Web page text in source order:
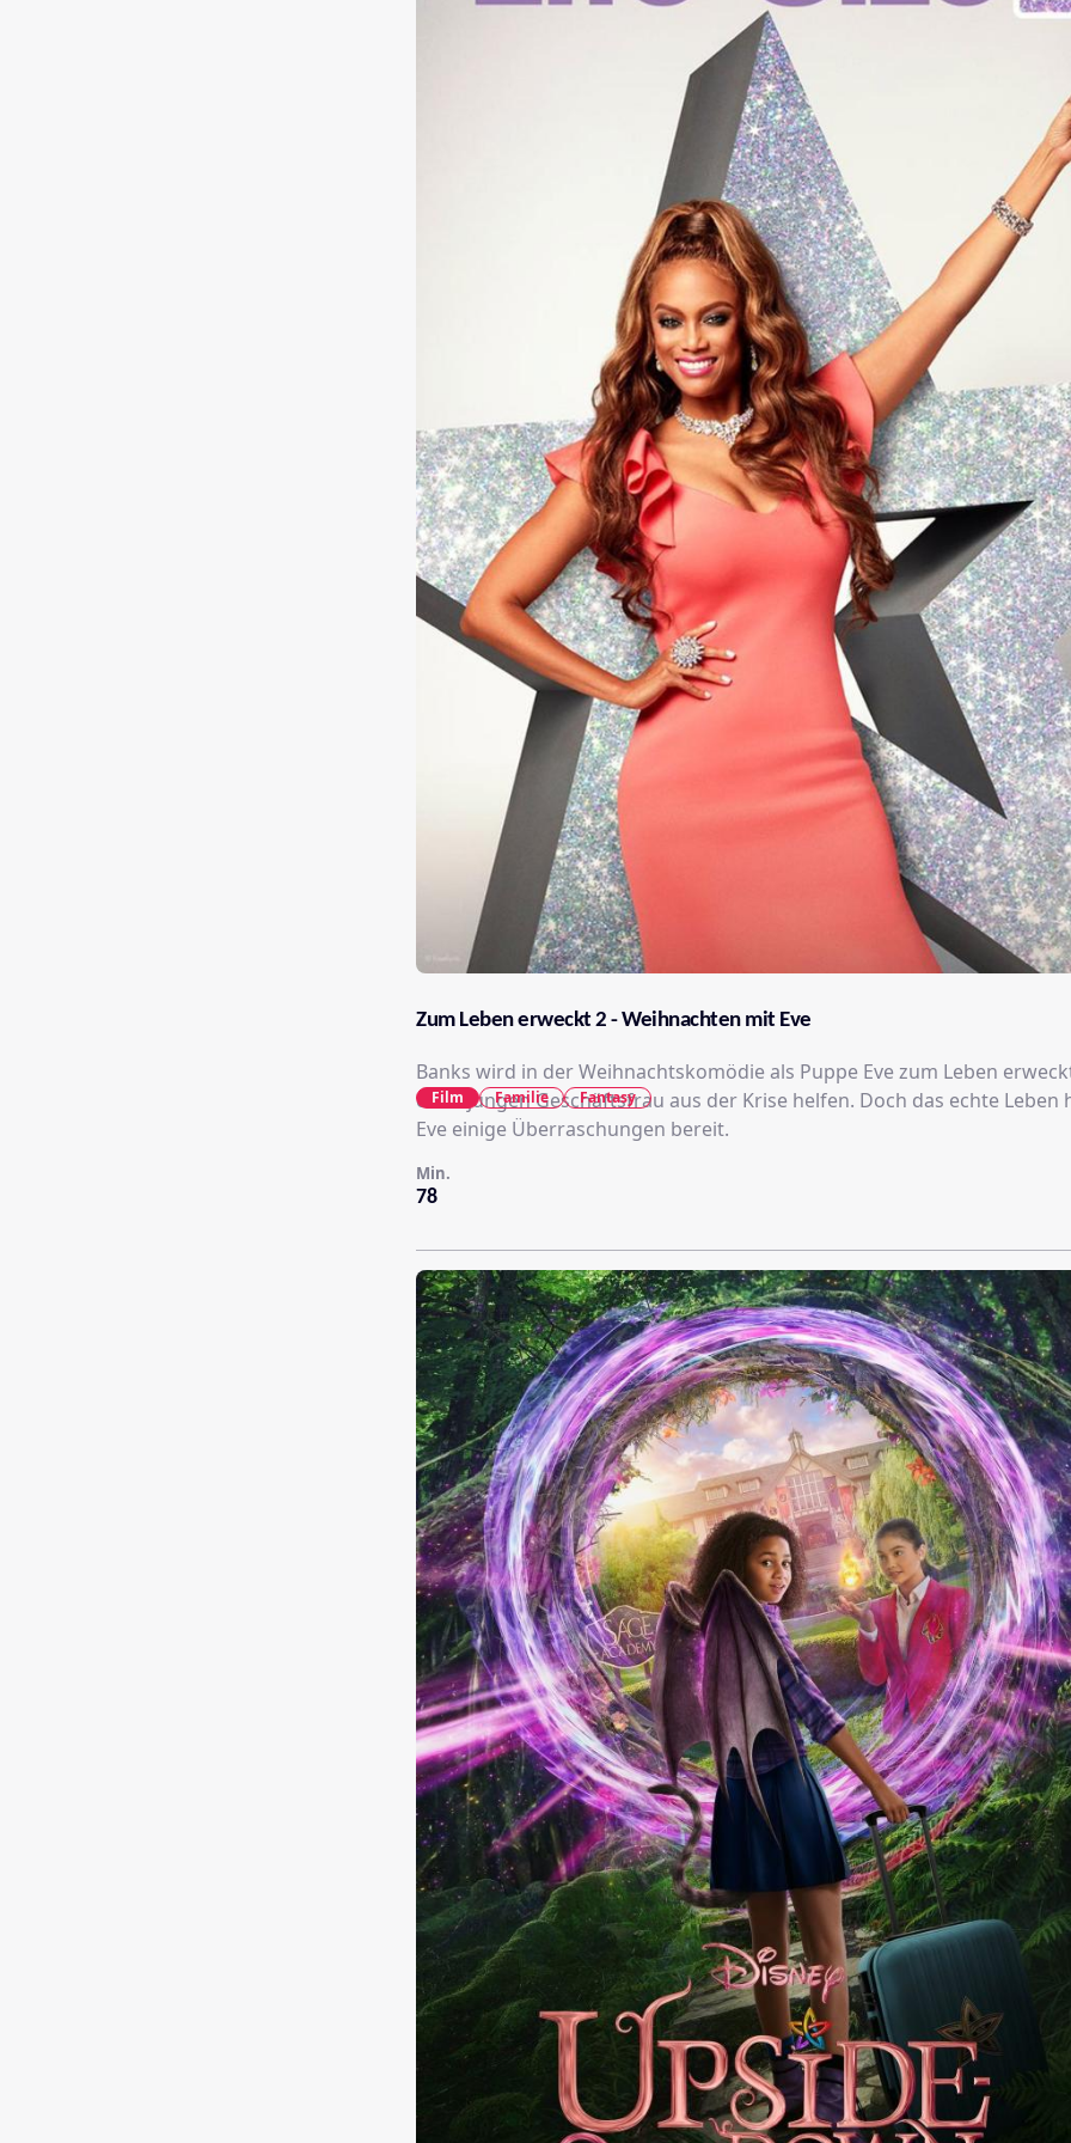
Zum Leben erweckt 2 - Weihnachten mit Eve
Banks wird in der Weihnachtskomödie als Puppe Eve zum Leben
einer jungen Geschäftsfrau aus der Krise helfen. Doch das echte Leben
Eve einige Überraschungen bereit.
78
Min.
Film Familie Fantasy